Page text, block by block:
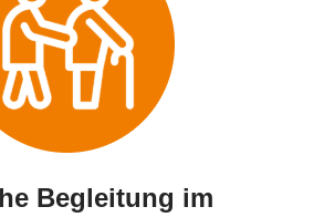
Begleitung im